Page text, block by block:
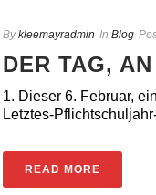
By kleemayradmin In Blog
DER TAG,
1. Dieser 6. Februar,
Letztes-
READ MORE